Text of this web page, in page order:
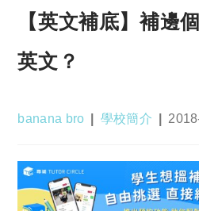
【英文補底】補邊
英文？
Post
banana bro
Post
學校簡介
Post